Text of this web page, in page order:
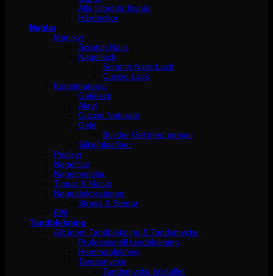
Alla tillbehör löshår
Hårdockor
Naglar
Manikyr
Scratch Nails
Nagellack
Scratch Nails Lack
Cuccio Lack
Konstmaterial
Gelélack
Akryl
Cuccio Naturale
Gelé
Builder Gel med pensel
Silke/glasfiber
Pedikyr
Nagelfilar
Nagelpenslar
Tippar & Mallar
Nageldekorationer
Strass & Stenar
Elfil
Tandblekning
Allt inom Tandblekning & Tandsmycke
Professionell tandblekning
Hemmablekning
Tandsmycke
Tandsmycke kristaller